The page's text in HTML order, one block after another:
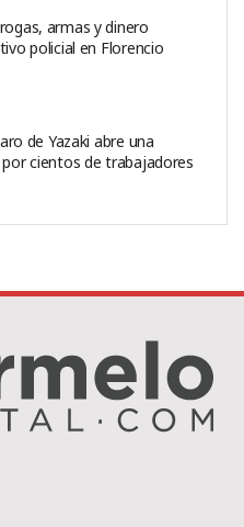
armas y dinero
policial en Florencio
de Yazaki abre una
cientos de trabajadores